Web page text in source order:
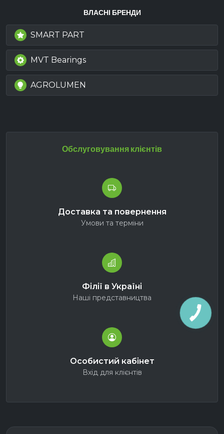
ВЛАСНІ БРЕНДИ
SMART PART
MVT Bearings
AGROLUMEN
Обслуговування клієнтів
Доставка та повернення
Умови та терміни
Філії в Україні
Наші представництва
Особистий кабінет
Вхід для клієнтів